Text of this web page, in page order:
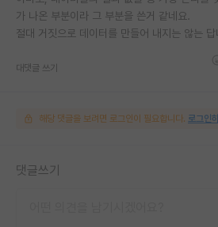
가 나온 부분이라 그 부분을 쓴거 같네요.
절대 거짓으로 데이터를 만들어 내지는 않는
대댓글 쓰기
해당 댓글을 보려면 로그인이 필요합니다. 로그인
댓글쓰기